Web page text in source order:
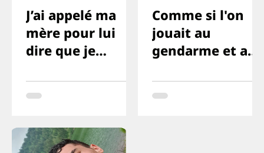
J’ai appelé ma
mère pour lui
dire que je
cette fois je ne
survivrai pas
Comme si l'on
jouait au
gendarme et au
quelque chose
comme ça